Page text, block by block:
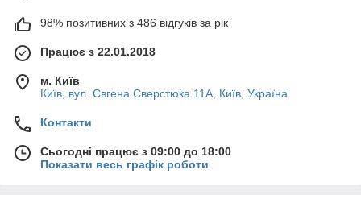
98% позитивних з 486 відгуків за рік
Працює з 22.01.2018
м. Київ
Київ, вул. Євгена Сверстюка 11А, Київ, Україна
Контакти
Сьогодні працює з 09:00 до 18:00
Показати весь графік роботи